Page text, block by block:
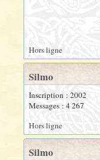
Hors ligne
Silmo
Inscription : 2002
Messages : 4 267
Hors ligne
Silmo